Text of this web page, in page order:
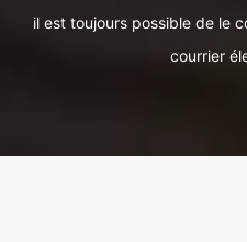
il est toujours possible de le
courrier